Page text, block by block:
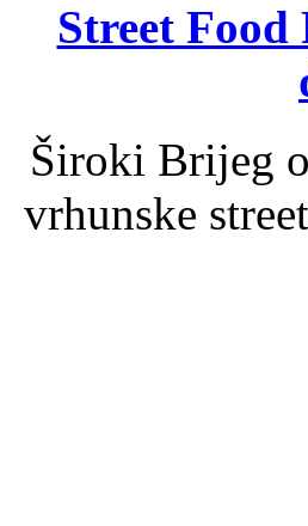
Street
Široki Brijeg
vrhunske